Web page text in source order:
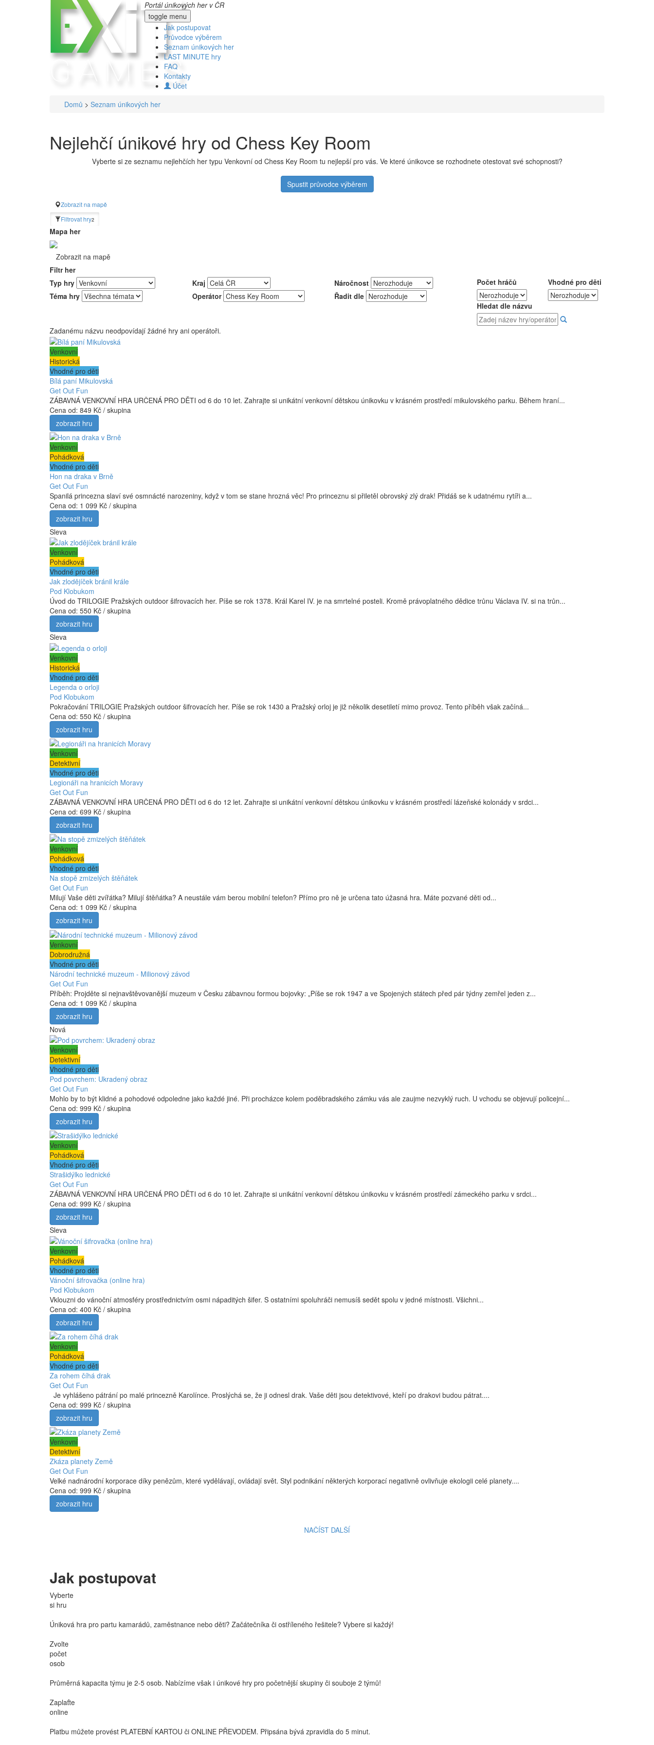
Portál únikových her v ČR
toggle menu
Jak postupovat
Průvodce výběrem
Seznam únikových her
LAST MINUTE hry
FAQ
Kontakty
Účet
Domů > Seznam únikových her
Nejlehčí únikové hry od Chess Key Room
Vyberte si ze seznamu nejlehčích her typu Venkovní od Chess Key Room tu nejlepší pro vás. Ve které únikovce se rozhodnete otestovat své schopnosti?
Spustit průvodce výběrem
Zobrazit na mapě
Filtrovat hry2
Mapa her
Zobrazit na mapě
Filtr her
Typ hry
Téma hry
Kraj
Operátor
Náročnost
Řadit dle
Počet hráčů Vhodné pro děti
Hledat dle názvu
Zadanému názvu neodpovídají žádné hry ani operátoři.
Venkovní
Historická
Vhodné pro děti
Bílá paní Mikulovská
Get Out Fun
ZÁBAVNÁ VENKOVNÍ HRA URČENÁ PRO DĚTI od 6 do 10 let. Zahrajte si unikátní venkovní dětskou únikovku v krásném prostředí mikulovského parku. Během hraní...
Cena od: 849 Kč / skupina
zobrazit hru
Venkovní
Pohádková
Vhodné pro děti
Hon na draka v Brně
Get Out Fun
Spanilá princezna slaví své osmnácté narozeniny, když v tom se stane hrozná věc! Pro princeznu si přiletěl obrovský zlý drak! Přidáš se k udatnému rytíři a...
Cena od: 1 099 Kč / skupina
zobrazit hru
Sleva
Venkovní
Pohádková
Vhodné pro děti
Jak zlodějíček bránil krále
Pod Klobukom
Úvod do TRILOGIE Pražských outdoor šifrovacích her. Píše se rok 1378. Král Karel IV. je na smrtelné posteli. Kromě právoplatného dědice trůnu Václava IV. si na trůn...
Cena od: 550 Kč / skupina
zobrazit hru
Sleva
Venkovní
Historická
Vhodné pro děti
Legenda o orloji
Pod Klobukom
Pokračování TRILOGIE Pražských outdoor šifrovacích her. Píše se rok 1430 a Pražský orloj je již několik desetiletí mimo provoz. Tento příběh však začíná...
Cena od: 550 Kč / skupina
zobrazit hru
Venkovní
Detektivní
Vhodné pro děti
Legionáři na hranicích Moravy
Get Out Fun
ZÁBAVNÁ VENKOVNÍ HRA URČENÁ PRO DĚTI od 6 do 12 let. Zahrajte si unikátní venkovní dětskou únikovku v krásném prostředí lázeňské kolonády v srdci...
Cena od: 699 Kč / skupina
zobrazit hru
Venkovní
Pohádková
Vhodné pro děti
Na stopě zmizelých štěňátek
Get Out Fun
Milují Vaše děti zvířátka? Milují štěňátka? A neustále vám berou mobilní telefon? Přímo pro ně je určena tato úžasná hra. Máte pozvané děti od...
Cena od: 1 099 Kč / skupina
zobrazit hru
Venkovní
Dobrodružná
Vhodné pro děti
Národní technické muzeum - Milionový závod
Get Out Fun
Příběh: Projděte si nejnavštěvovanější muzeum v Česku zábavnou formou bojovky: „Píše se rok 1947 a ve Spojených státech před pár týdny zemřel jeden z...
Cena od: 1 099 Kč / skupina
zobrazit hru
Nová
Venkovní
Detektivní
Vhodné pro děti
Pod povrchem: Ukradený obraz
Get Out Fun
Mohlo by to být klidné a pohodové odpoledne jako každé jiné. Při procházce kolem poděbradského zámku vás ale zaujme nezvyklý ruch. U vchodu se objevují policejní...
Cena od: 999 Kč / skupina
zobrazit hru
Venkovní
Pohádková
Vhodné pro děti
Strašidýlko lednické
Get Out Fun
ZÁBAVNÁ VENKOVNÍ HRA URČENÁ PRO DĚTI od 6 do 10 let. Zahrajte si unikátní venkovní dětskou únikovku v krásném prostředí zámeckého parku v srdci...
Cena od: 999 Kč / skupina
zobrazit hru
Sleva
Venkovní
Pohádková
Vhodné pro děti
Vánoční šifrovačka (online hra)
Pod Klobukom
Vklouzni do vánoční atmosféry prostřednictvím osmi nápaditých šifer. S ostatními spoluhráči nemusíš sedět spolu v jedné místnosti. Všichni...
Cena od: 400 Kč / skupina
zobrazit hru
Venkovní
Pohádková
Vhodné pro děti
Za rohem číhá drak
Get Out Fun
Je vyhlášeno pátrání po malé princezně Karolínce. Proslýchá se, že ji odnesl drak. Vaše děti jsou detektivové, kteří po drakovi budou pátrat....
Cena od: 999 Kč / skupina
zobrazit hru
Venkovní
Detektivní
Zkáza planety Země
Get Out Fun
Velké nadnárodní korporace díky penězům, které vydělávají, ovládají svět. Styl podnikání některých korporací negativně ovlivňuje ekologii celé planety....
Cena od: 999 Kč / skupina
zobrazit hru
NAČÍST DALŠÍ
Jak postupovat
Vyberte
si hru
Úniková hra pro partu kamarádů, zaměstnance nebo děti? Začátečníka či ostříleného řešitele? Vybere si každý!
Zvolte
počet
osob
Průměrná kapacita týmu je 2-5 osob. Nabízíme však i únikové hry pro početnější skupiny či souboje 2 týmů!
Zaplaťte
online
Platbu můžete provést PLATEBNÍ KARTOU či ONLINE PŘEVODEM. Připsána bývá zpravidla do 5 minut.